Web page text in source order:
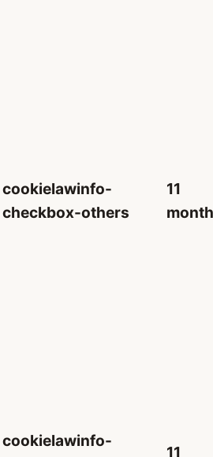
cookielawinfo-
checkbox-others
11
cookielawinfo-
11